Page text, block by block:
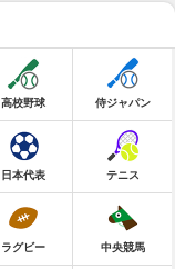
高校野球 侍ジャパン
日本代表 テニス
ラグビー 中央競馬